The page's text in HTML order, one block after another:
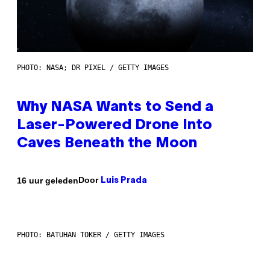
PHOTO: NASA; DR PIXEL / GETTY IMAGES
Why NASA Wants to Send a
Laser-Powered Drone Into
Caves Beneath the Moon
16 uur geledenDoor Luis Prada
PHOTO: BATUHAN TOKER / GETTY IMAGES